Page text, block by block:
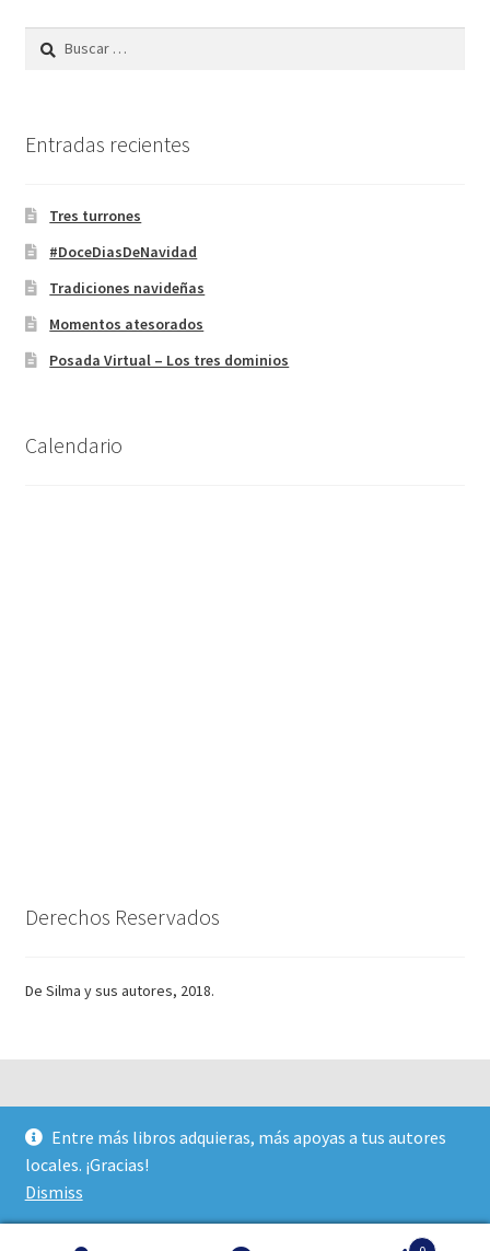
Buscar:
Entradas recientes
Tres turrones
#DoceDiasDeNavidad
Tradiciones navideñas
Momentos atesorados
Posada Virtual – Los tres dominios
Calendario
Derechos Reservados
De Silma y sus autores, 2018.
© Silma 2026
Creado con Storefront y WooCommerce
Entre más libros adquieras, más apoyas a tus autores
locales. ¡Gracias!
Dismiss